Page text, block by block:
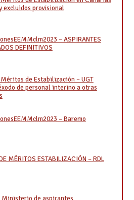
excluidos provisional
– ASPIRANTES
DEFINITIVOS
de Estabilización – UGT
de personal interino a otras
– Baremo
MÉRITOS ESTABILIZACIÓN – RDL
Ministerio de aspirantes